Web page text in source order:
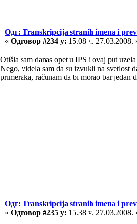
Одг: Transkripcija stranih imena i
« Одговор #234 у: 15.08 ч. 27.03.2008.
Otišla sam danas opet u IPS i ovaj put
Nego, videla sam da su izvukli na svetlost
primeraka, računam da bi morao bar jedan
Одг: Transkripcija stranih imena i
« Одговор #235 у: 15.38 ч. 27.03.2008.